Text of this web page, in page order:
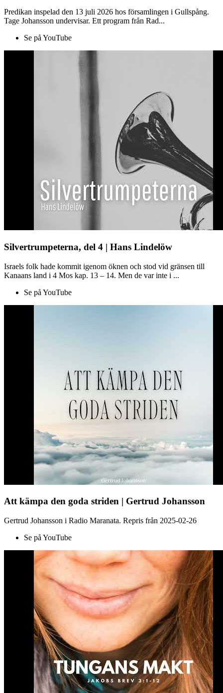
Predikan inspelad den 13 juli 2026 hos församlingen i Gullspång.
Tage Johansson undervisar. Ett program från Rad...
Se på YouTube
Silvertrumpeterna, del 4 | Hans Lindelöw
Israels folk hade kommit igenom öknen och stod vid gränsen till
Kanaans land i 4 Mos kap. 13 – 14. Men de var inte i ...
Se på YouTube
Att kämpa den goda striden | Gertrud Johansson
Gertrud Johansson i Radio Maranata. Repris från 2025-02-26
Se på YouTube